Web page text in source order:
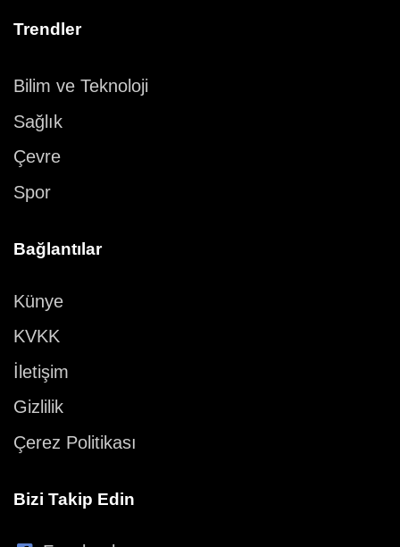
Trendler
Bilim ve Teknoloji
Sağlık
Çevre
Spor
Bağlantılar
Künye
KVKK
İletişim
Gizlilik
Çerez Politikası
Bizi Takip Edin